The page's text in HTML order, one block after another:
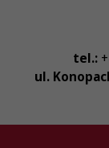
tel.:
ul.